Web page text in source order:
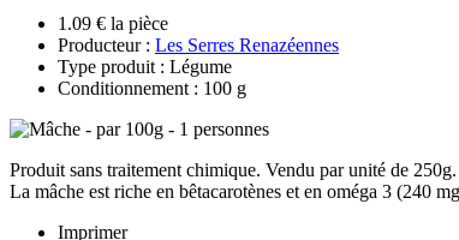
1.09 € la pièce
Producteur : Les Serres Renazéennes
Type produit : Légume
Conditionnement : 100 g
Produit sans traitement chimique. Vendu par unité de 250g.
La mâche est riche en bêtacarotènes et en oméga 3 (240
Imprimer